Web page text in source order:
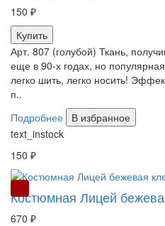
150 ₽
Купить
Арт. 807 (голубой) Ткань,
еще в 90-х годах, но
легко шить, легко носить!
п..
Подробнее
В избранное
text_instock
150 ₽
Костюмная Лицей
670 ₽